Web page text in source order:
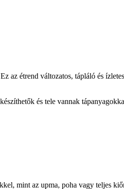
az étrend változatos, tápláló és
és tele vannak
mint az upma, poha vagy teljes